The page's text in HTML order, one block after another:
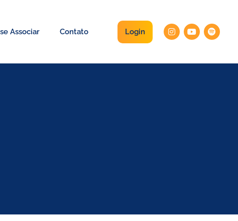
Associar Contato Login